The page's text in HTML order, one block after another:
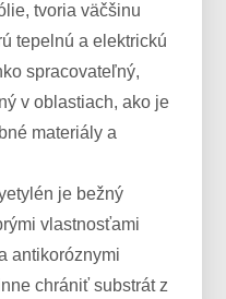
tvoria väčšinu
tepelnú a elektrickú
spracovateľný,
v oblastiach, ako je
materiály a
je bežný
vlastnosťami
antikoróznymi
chrániť substrát z